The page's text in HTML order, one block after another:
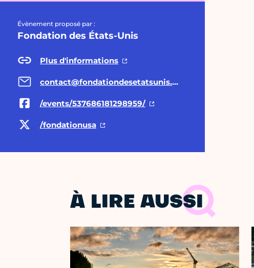
Évènement proposé par :
Fondation des États-Unis
Plus d'informations
contact@fondationdesetatsunis.org
/events/537686181298959/
/fondationusa
À LIRE AUSSI